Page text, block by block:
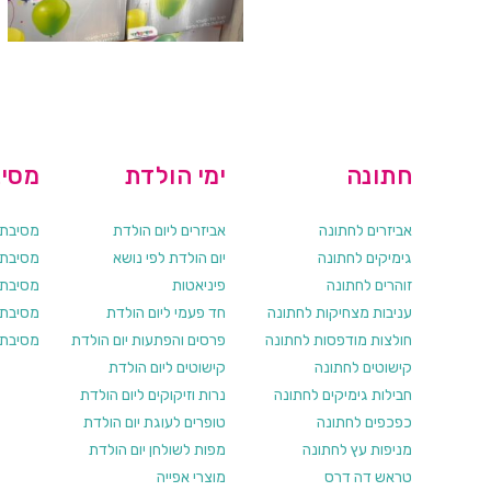
מסיבת
מסיבת
מסיבת
מסיבת
מסיבת
ימי הולדת
אביזרים ליום הולדת
יום הולדת לפי נושא
פיניאטות
חד פעמי ליום הולדת
פרסים והפתעות יום הולדת
קישוטים ליום הולדת
נרות וזיקוקים ליום הולדת
טופרים לעוגת יום הולדת
מפות לשולחן יום הולדת
מוצרי אפייה
חתונה
אביזרים לחתונה
גימיקים לחתונה
זוהרים לחתונה
עניבות מצחיקות לחתונה
חולצות מודפסות לחתונה
קישוטים לחתונה
חבילות גימיקים לחתונה
כפכפים לחתונה
מניפות עץ לחתונה
טראש דה דרס